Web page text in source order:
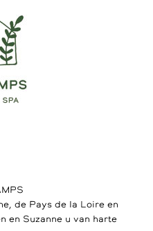
de Pays de la Loire en
en Suzanne u van harte